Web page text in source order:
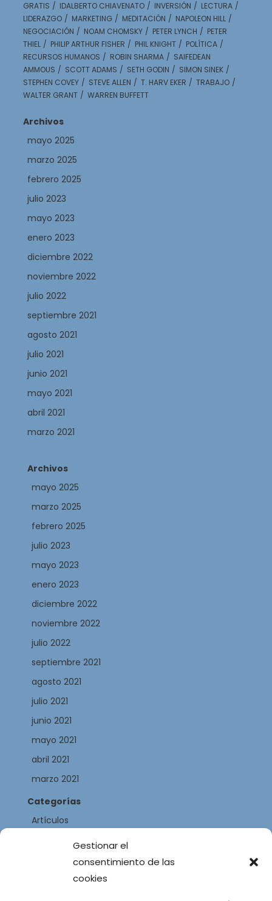
Gestionar el
consentimiento de las
cookies
GRATIS
IDALBERTO CHIAVENATO INVERSIÓN
LECTURA
LIDERAZGO
MARKETING MEDITACIÓN
NAPOLEON HILL
NEGOCIACIÓN
NOAM CHOMSKY PETER LYNCH
PETER
THIEL
PHILIP ARTHUR FISHER PHIL KNIGHT
POLÍTICA
RECURSOS HUMANOS
ROBIN SHARMA
SAIFEDEAN
AMMOUS
SCOTT ADAMS SETH GODIN
SIMON SINEK
STEPHEN COVEY
STEVE ALLEN T. HARV EKER
TRABAJO
WALTER GRANT
WARREN BUFFETT
Archivos
mayo 2025
marzo 2025
febrero 2025
julio 2023
mayo 2023
enero 2023
diciembre 2022
noviembre 2022
julio 2022
septiembre 2021
agosto 2021
julio 2021
junio 2021
mayo 2021
abril 2021
marzo 2021
Archivos
mayo 2025
marzo 2025
febrero 2025
julio 2023
mayo 2023
enero 2023
diciembre 2022
noviembre 2022
julio 2022
septiembre 2021
agosto 2021
julio 2021
junio 2021
mayo 2021
abril 2021
marzo 2021
Categorías
Artículos
Webs de libros